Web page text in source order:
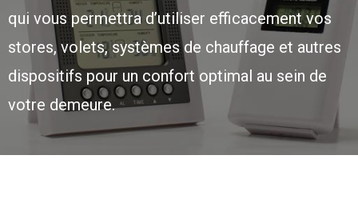
qui vous permettra d’utiliser efficacement vos
stores, volets, systèmes de chauffage et autres
dispositifs pour un confort optimal au sein de
votre demeure.